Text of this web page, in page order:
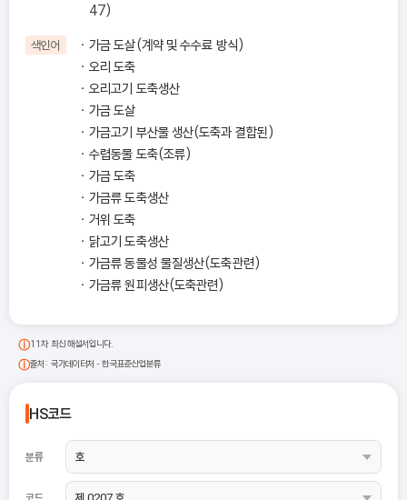
47)
색인어
가금 도살(계약 및 수수료 방식)
오리 도축
오리고기 도축생산
가금 도살
가금고기 부산물 생산(도축과 결합된)
수렵동물 도축(조류)
가금 도축
가금류 도축생산
거위 도축
닭고기 도축생산
가금류 동물성 물질생산(도축관련)
가금류 원피생산(도축관련)
11차 최신 해설서입니다.
출처: 국가데이터처 - 한국표준산업분류
HS코드
분류
코드